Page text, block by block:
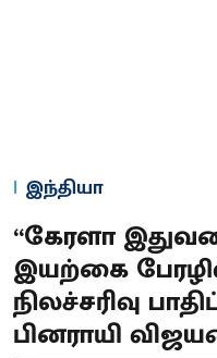
இந்தியா
“கேரளா
இயற்கை
நிலச்சரிவு
பினராயி